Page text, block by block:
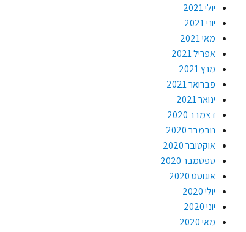
יולי 2021
יוני 2021
מאי 2021
אפריל 2021
מרץ 2021
פברואר 2021
ינואר 2021
דצמבר 2020
נובמבר 2020
אוקטובר 2020
ספטמבר 2020
אוגוסט 2020
יולי 2020
יוני 2020
מאי 2020